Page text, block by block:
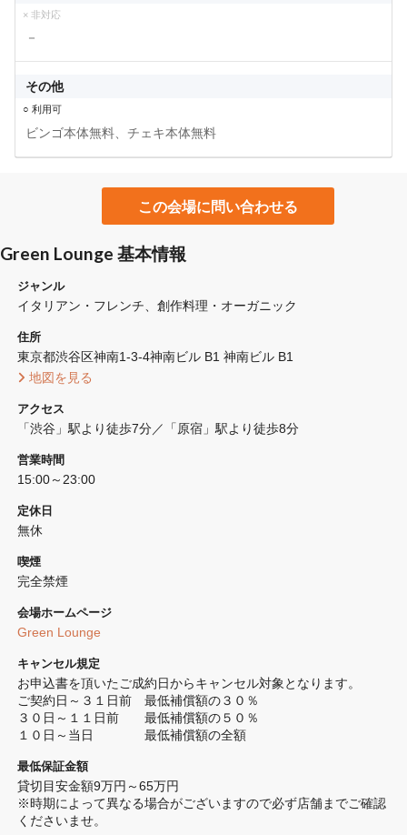
× 非対応
－
その他
○ 利用可
ビンゴ本体無料、チェキ本体無料
この会場に問い合わせる
Green Lounge 基本情報
ジャンル
イタリアン・フレンチ 創作料理・オーガニック
住所
東京都渋谷区神南1-3-4神南ビル B1 神南ビル B1
地図を見る
アクセス
「渋谷」駅より徒歩7分／「原宿」駅より徒歩8分
営業時間
15:00～23:00
定休日
無休
喫煙
完全禁煙
会場ホームページ
Green Lounge
キャンセル規定
お申込書を頂いたご成約日からキャンセル対象となります。
ご契約日～３１日前　最低補償額の３０％
３０日～１１日前　　最低補償額の５０％
１０日～当日　　　　最低補償額の全額
最低保証金額
貸切目安金額9万円～65万円
※時期によって異なる場合がございますので必ず店舗までご確認
くださいませ。